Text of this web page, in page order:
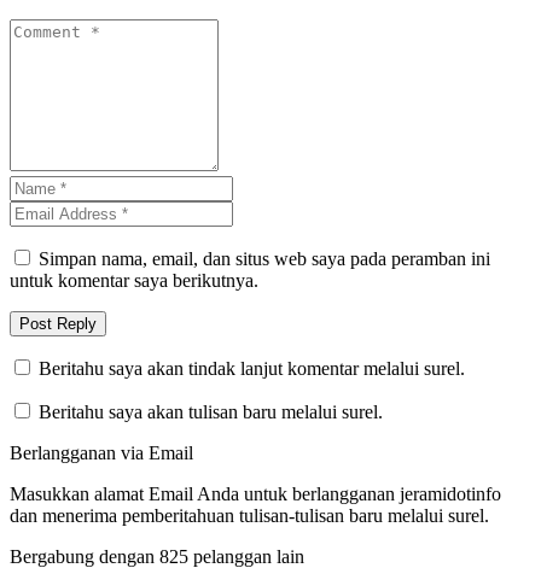
Simpan nama, email, dan situs web saya pada peramban ini
untuk komentar saya berikutnya.
Beritahu saya akan tindak lanjut komentar melalui surel.
Beritahu saya akan tulisan baru melalui surel.
Berlangganan via Email
Masukkan alamat Email Anda untuk berlangganan jeramidotinfo
dan menerima pemberitahuan tulisan-tulisan baru melalui surel.
Bergabung dengan 825 pelanggan lain